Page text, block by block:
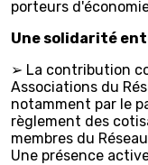
porteurs
Une solidarité
➢ La contribution
Associations du
notamment par le
règlement des
membres du
Une présence